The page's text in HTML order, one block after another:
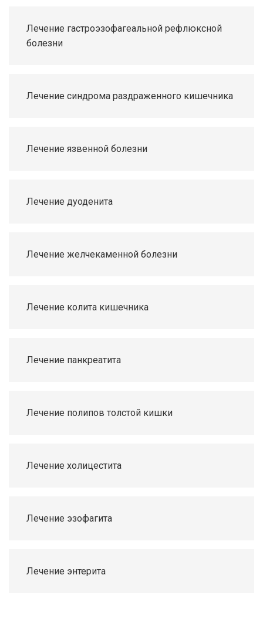
Лечение гастроэзофагеальной рефлюксной
болезни
Лечение синдрома раздраженного кишечника
Лечение язвенной болезни
Лечение дуоденита
Лечение желчекаменной болезни
Лечение колита кишечника
Лечение панкреатита
Лечение полипов толстой кишки
Лечение холицестита
Лечение эзофагита
Лечение энтерита